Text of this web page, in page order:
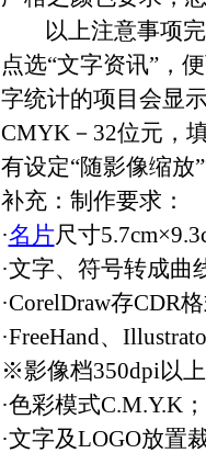
以上注意事项完
点选“文字资讯”，
字统计的项目会显
CMYK－32位元，
有设定“随影像缩放
补充：制作要求：
·名片尺寸
·文字、符号转成曲
·CorelDraw存CDR
·FreeHand、
※影像档350dpi以
·色彩模式C.M.Y.K；
·文字及LOGO放置